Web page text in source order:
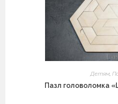
Детям
Пазл головоломка